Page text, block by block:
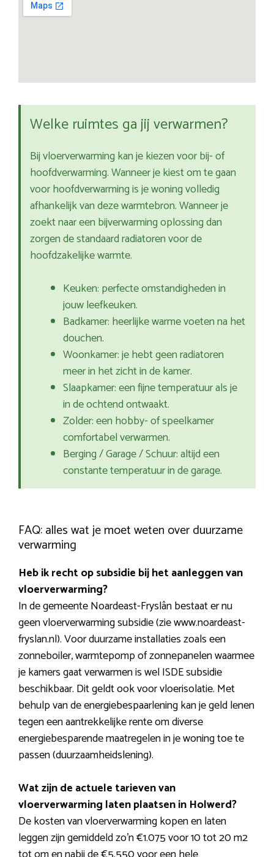
Welke ruimtes ga jij verwarmen?
Bij vloerverwarming kan je kiezen voor bij- of
hoofdverwarming. Wanneer je kiest om te gaan
voor hoofdverwarming is je woning volledig
afhankelijk van deze warmtebron. Wanneer je
zoekt naar een bijverwarming oplossing dan
zorgen de standaard radiatoren voor de
hoofdzakelijke warmte.
Keuken: perfecte omstandigheden in
jouw leefkeuken.
Badkamer: heerlijke warme voeten na het
douchen.
Woonkamer: je hebt geen radiatoren
meer in het zicht in de kamer.
Slaapkamer: een fijne temperatuur als je
in de ochtend ontwaakt.
Zolder: een hobby- of speelkamer
comfortabel verwarmen.
Berging / Garage / Schuur: altijd een
constante temperatuur in de garage.
FAQ: alles wat je moet weten over duurzame
verwarming
Heb ik recht op subsidie bij het aanleggen van
vloerverwarming?
In de gemeente Noardeast-Fryslân bestaat er nu
geen vloerverwarming subsidie (zie www.noardeast-
fryslan.nl). Voor duurzame installaties zoals een
zonneboiler, warmtepomp of zonnepanelen waarmee
je kamers gaat verwarmen is wel ISDE subsidie
beschikbaar. Dit geldt ook voor vloerisolatie. Met
behulp van de energiebespaarlening kan je geld lenen
tegen een aantrekkelijke rente om diverse
energiebesparende maatregelen in je woning toe te
passen (duurzaamheidslening).
Wat zijn de actuele tarieven van
vloerverwarming laten plaatsen in Holwerd?
De kosten van vloerverwarming kopen en laten
leggen zijn gemiddeld zo’n €1.075 voor 10 tot 20 m2